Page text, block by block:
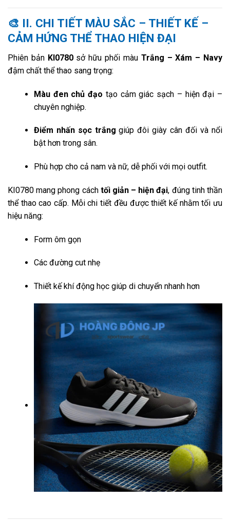
🎨 II. CHI TIẾT MÀU SẮC – THIẾT KẾ –
CẢM HỨNG THỂ THAO HIỆN ĐẠI
Phiên bản KI0780sở hữu phối màu Trắng – Xám – Navy
đậm chất thể thao sang trọng:
Màu đen chủ đạo tạo cảm giác sạch – hiện đại –
chuyên nghiệp.
Điểm nhấn sọc trắng giúp đôi giày cân đối và nổi
bật hơn trong sân.
Phù hợp cho cả nam và nữ, dễ phối với mọi outfit.
KI0780 mang phong cách tối giản – hiện đại, đúng tinh thần
thể thao cao cấp. Mỗi chi tiết đều được thiết kế nhằm tối ưu
hiệu năng:
Form ôm gọn
Các đường cut nhẹ
Thiết kế khí động học giúp di chuyển nhanh hơn